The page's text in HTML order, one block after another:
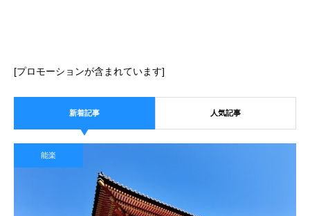
2026.08.05
雅楽の楽譜は読める？独特な譜字の
読み方と習得のコツを解説
[プロモーションが含まれています]
新着記事 人気記事
能楽